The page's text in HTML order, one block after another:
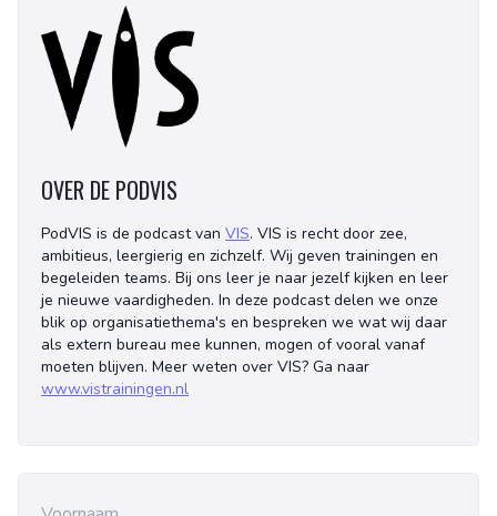
OVER DE PODVIS
PodVIS is de podcast van VIS. VIS is recht door zee,
ambitieus, leergierig en zichzelf. Wij geven trainingen en
begeleiden teams. Bij ons leer je naar jezelf kijken en leer
je nieuwe vaardigheden. In deze podcast delen we onze
blik op organisatiethema's en bespreken we wat wij daar
als extern bureau mee kunnen, mogen of vooral vanaf
moeten blijven. Meer weten over VIS? Ga naar
www.vistrainingen.nl